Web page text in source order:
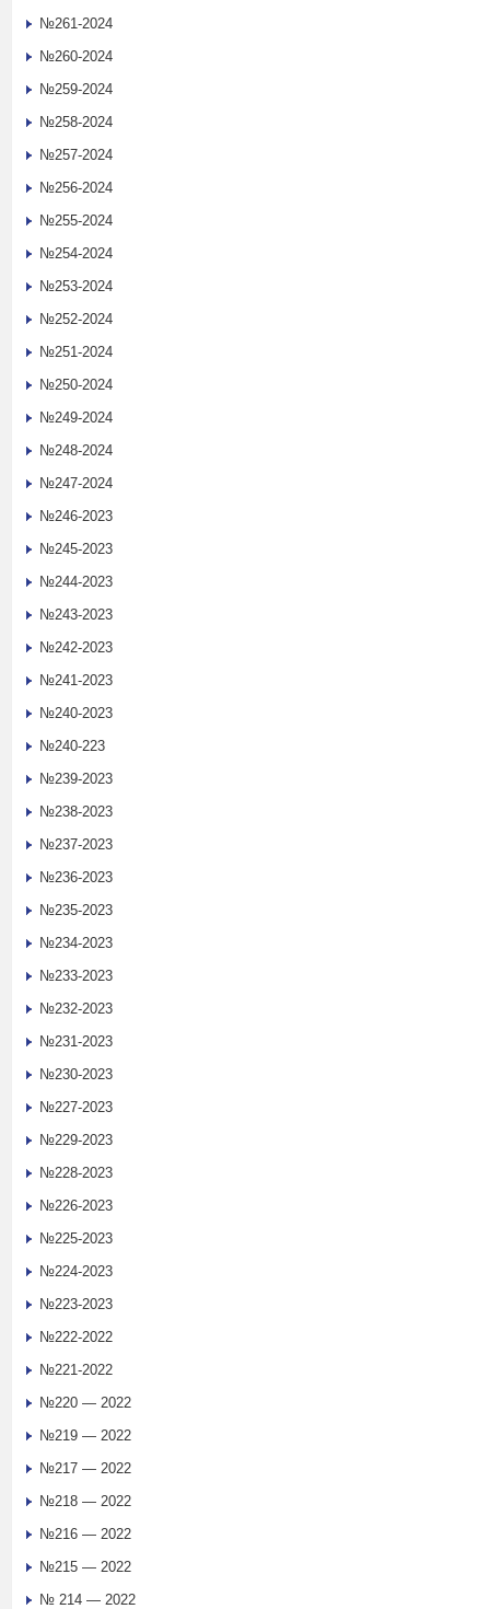
№261-2024
№260-2024
№259-2024
№258-2024
№257-2024
№256-2024
№255-2024
№254-2024
№253-2024
№252-2024
№251-2024
№250-2024
№249-2024
№248-2024
№247-2024
№246-2023
№245-2023
№244-2023
№243-2023
№242-2023
№241-2023
№240-2023
№240-223
№239-2023
№238-2023
№237-2023
№236-2023
№235-2023
№234-2023
№233-2023
№232-2023
№231-2023
№230-2023
№227-2023
№229-2023
№228-2023
№226-2023
№225-2023
№224-2023
№223-2023
№222-2022
№221-2022
№220 — 2022
№219 — 2022
№217 — 2022
№218 — 2022
№216 — 2022
№215 — 2022
№ 214 — 2022